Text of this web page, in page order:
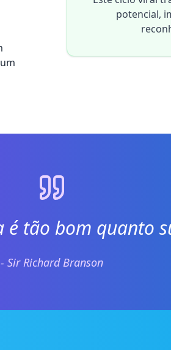
potencial,
é tão bom quanto
- Sir Richard Branson